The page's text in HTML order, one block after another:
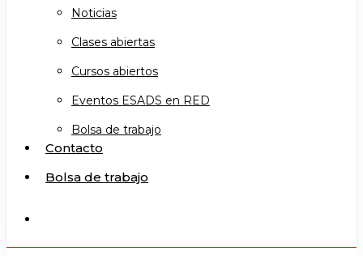
Noticias
Clases abiertas
Cursos abiertos
Eventos ESADS en RED
Bolsa de trabajo
Contacto
Bolsa de trabajo